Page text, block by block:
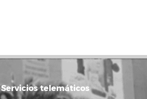
Servicios telemáticos